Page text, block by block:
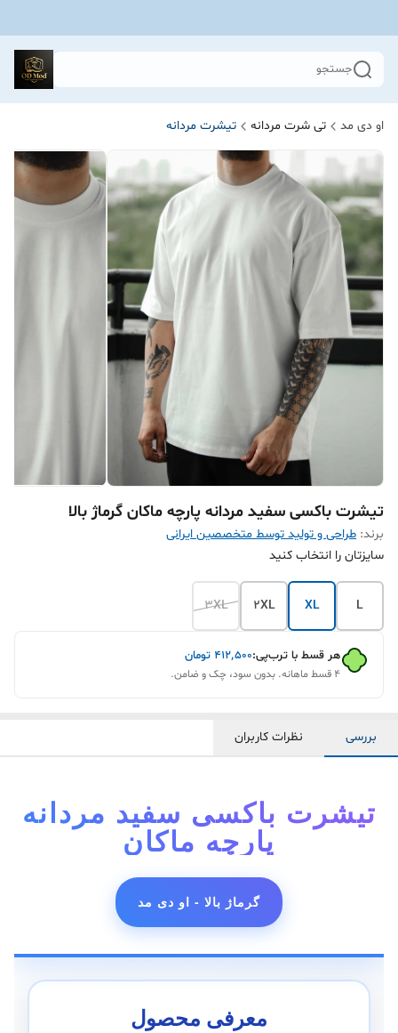
جستجو
او دی مد تی شرت مردانه تیشرت مردانه
تیشرت باکسی سفید مردانه پارچه ماکان گرماژ بالا
برند: طراحی و تولید توسط متخصصین ایرانی
سایزتان را انتخاب کنید
L
XL
2XL
3XL
هر قسط با ترب‌پی:۴۱۲٬۵۰۰ تومان
۴ قسط ماهانه. بدون سود، چک و ضامن.
بررسی نظرات کاربران
تیشرت باکسی سفید مردانه
پارچه ماکان
گرماژ بالا - او دی مد
معرفی محصول